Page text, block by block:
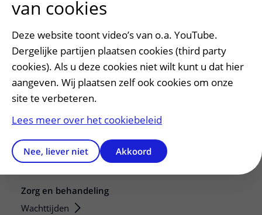
Contact
Wat is uw ervaring met het UMC Utrecht?
Adres en route
Parkeren
Restaurants en winkels
Apotheek
Gastenverblijf
Zorg en behandeling
Wachttijden
van cookies
Deze website toont video’s van o.a. YouTube.
Dergelijke partijen plaatsen cookies (third party
cookies). Als u deze cookies niet wilt kunt u dat hier
aangeven. Wij plaatsen zelf ook cookies om onze
site te verbeteren.
Lees meer over het cookiebeleid
Nee, liever niet Akkoord